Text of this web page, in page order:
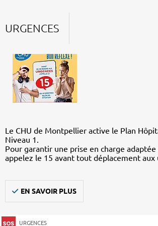
URGENCES
Le CHU de Montpellier active le Plan
Niveau 1.
Pour garantir une prise en charge adaptée
appelez le 15 avant tout déplacement aux
EN SAVOIR PLUS
URGENCES